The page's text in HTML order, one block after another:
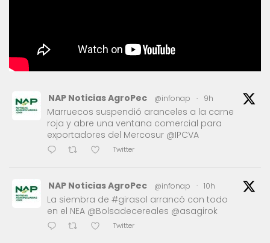
NAP Noticias AgroPec @infonap · 9h
Marruecos suspendió aranceles a la carne
roja y abre una ventana comercial para
exportadores del Mercosur @IPCVA
Twitter
NAP Noticias AgroPec @infonap · 10h
La siembra de #girasol arrancó con todo
en el NEA @Bolsadecereales @asagirok
Twitter